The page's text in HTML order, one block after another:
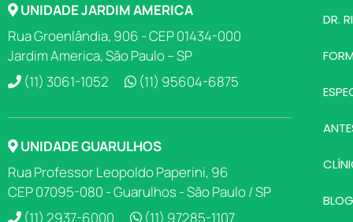
UNIDADE JARDIM AMERICA
Rua Groenlândia, 906 - CEP 01434-000
Jardim America, São Paulo – SP
(11) 3061-1052
(11) 95604-6875
UNIDADE GUARULHOS
Rua Professor Leopoldo Paperini, 96
CEP 07095-080 - Guarulhos - São Paulo / SP
(11) 2937-6000
(11) 97285-1107
DR.
BLOG